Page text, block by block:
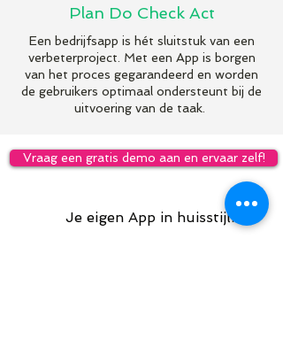
Plan Do Check Act
Een bedrijfsapp is hét sluitstuk van een
verbeterproject. Met een App is borgen
van het proces gegarandeerd en worden
de gebruikers optimaal ondersteunt bij de
uitvoering van de taak.
Vraag een gratis demo aan en ervaar zelf!
Je eigen App in huisstijl.